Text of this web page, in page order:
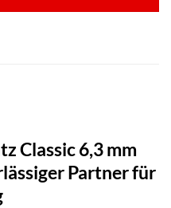
Classic 6,3 mm
Partner für